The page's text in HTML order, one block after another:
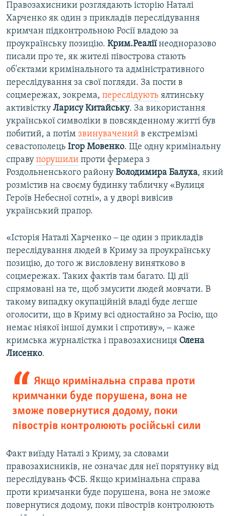
Правозахисники розглядають історію Наталі
Харченко як один з прикладів переслідування
кримчан підконтрольною Росії владою за
проукраїнську позицію. Крим.Реаліїнеодноразово
писали про те, як жителі півострова стають
об'єктами кримінального та адміністративного
переслідування за свої погляди. За пости в
соцмережах, зокрема, переслідують ялтинську
активістку Ларису Китайську. За використання
української символіки в повсякденному житті був
побитий, а потім звинувачений в екстремізмі
севастополець Ігор Мовенко. Ще одну кримінальну
справу порушили проти фермера з
Роздольненського району Володимира Балуха, який
розмістив на своєму будинку табличку «Вулиця
Героїв Небесної сотні», а у дворі вивісив
український прапор.
«Історія Наталі Харченко ‒ це один з прикладів
переслідування людей в Криму за проукраїнську
позицію, до того ж висловлену винятково в
соцмережах. Таких фактів там багато. Ці дії
спрямовані на те, щоб змусити людей мовчати. В
такому випадку окупаційній владі буде легше
оголосити, що в Криму всі одностайно за Росію, що
немає ніякої іншої думки і спротиву», ‒ каже
кримська журналістка і правозахисниця Олена
Лисенко.
Якщо кримінальна справа проти
кримчанки буде порушена, вона не
зможе повернутися додому, поки
півострів контролюють російські сили
Факт виїзду Наталі з Криму, за словами
правозахисників, не означає для неї порятунку від
переслідувань ФСБ. Якщо кримінальна справа
проти кримчанки буде порушена, вона не зможе
повернутися додому, поки півострів контролюють